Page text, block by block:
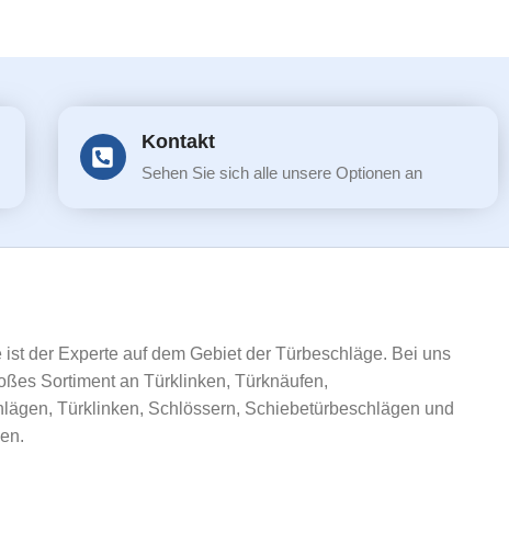
Kontakt
Sehen Sie sich alle unsere Optionen an
ist der Experte auf dem Gebiet der Türbeschläge. Bei uns
Sortiment an Türklinken, Türknäufen,
Türklinken, Schlössern, Schiebetürbeschlägen und